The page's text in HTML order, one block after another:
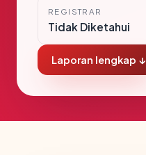
REGISTRAR
Tidak Diketahui
Laporan lengkap ↓